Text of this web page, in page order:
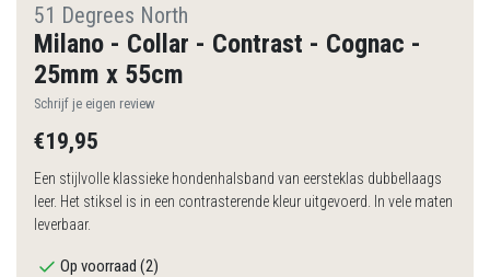
51 Degrees North
Milano - Collar - Contrast - Cognac -
25mm x 55cm
Schrijf je eigen review
€19,95
Een stijlvolle klassieke hondenhalsband van eersteklas dubbellaags
leer. Het stiksel is in een contrasterende kleur uitgevoerd. In vele maten
leverbaar.
Op voorraad (2)